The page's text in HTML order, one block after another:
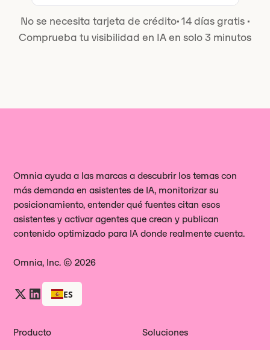
No se necesita tarjeta de crédito·14 días gratis ·
Comprueba tu visibilidad en IA en solo 3 minutos
Omnia ayuda a las marcas a descubrir los temas con
más demanda en asistentes de IA, monitorizar su
posicionamiento, entender qué fuentes citan esos
asistentes y activar agentes que crean y publican
contenido optimizado para IA donde realmente cuenta.
Omnia, Inc. © 2026
ES
Producto Soluciones